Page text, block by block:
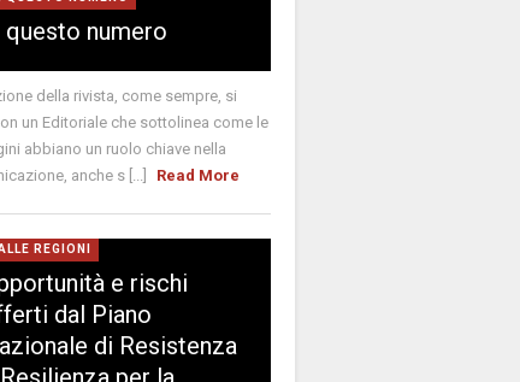
questo numero
della rivista, come sempre, si
un Editoriale che sottolinea come le
abbiano un ruolo chiave nella
anche s [...]
Read More
REGIONI
e rischi
dal Piano
di Resistenza